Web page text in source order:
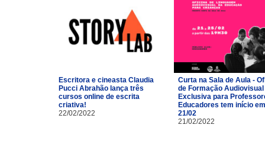
Escritora e cineasta Claudia
Pucci Abrahão lança três
cursos online de escrita
criativa!
22/02/2022
Curta na Sala de Aula -
de Formação Audiovisual
Exclusiva para
Educadores tem início em
21/02
21/02/2022